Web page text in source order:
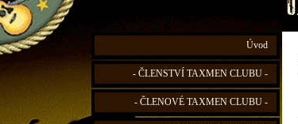
Úvod
- ČLENSTVÍ TAXMEN CLUBU -
- ČLENOVÉ TAXMEN CLUBU -